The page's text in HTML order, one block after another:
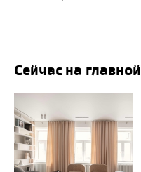
Сейчас на главной